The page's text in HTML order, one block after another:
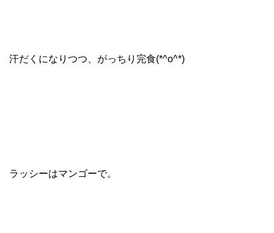
汗だくになりつつ、がっちり完食(*^o^*)
ラッシーはマンゴーで。